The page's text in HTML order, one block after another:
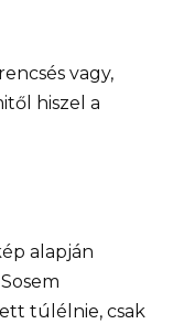
vagy,
hiszel a
alapján
túlélnie, csak